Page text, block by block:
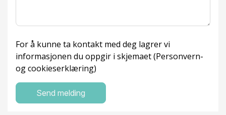
For å kunne ta kontakt med deg lagrer vi
informasjonen du oppgir i skjemaet (Personvern-
og cookieserklæring)